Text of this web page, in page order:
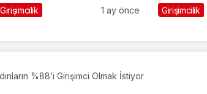
Girişimcilik 1 ay önce
Daha
Girişimcilik
%88’i Girişimci Olmak İstiyor